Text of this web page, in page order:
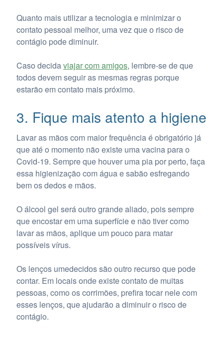
Quanto mais utilizar a tecnologia e minimizar o
contato pessoal melhor, uma vez que o risco de
contágio pode diminuir.
Caso decidaviajar com amigos, lembre-se de que
todos devem seguir as mesmas regras porque
estarão em contato mais próximo.
3. Fique mais atento a higiene
Lavar as mãos com maior frequência é obrigatório já
que até o momento não existe uma vacina para o
Covid-19. Sempre que houver uma pia por perto, faça
essa higienização com água e sabão esfregando
bem os dedos e mãos.
O álcool gel será outro grande aliado, pois sempre
que encostar em uma superfície e não tiver como
lavar as mãos, aplique um pouco para matar
possíveis vírus.
Os lenços umedecidos são outro recurso que pode
contar. Em locais onde existe contato de muitas
pessoas, como os corrimões, prefira tocar nele com
esses lenços, que ajudarão a diminuir o risco de
contágio.